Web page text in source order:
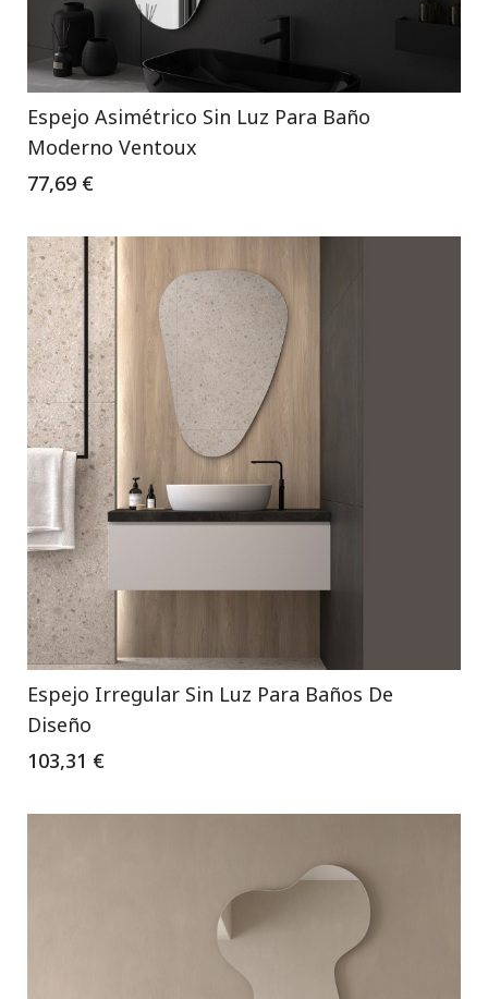
Espejo Asimétrico Sin Luz Para Baño
Moderno Ventoux
77,69 €
Espejo Irregular Sin Luz Para Baños De
Diseño
103,31 €